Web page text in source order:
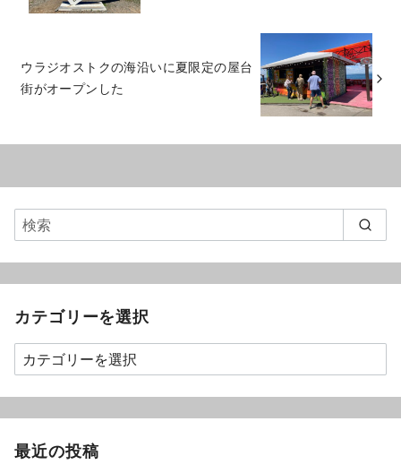
ウラジオストクの海沿いに夏限定の屋台
街がオープンした
カテゴリーを選択
最近の投稿